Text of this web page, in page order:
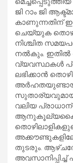
ജി റാം ജി
കാണുന്നതിന്
ചെയ്യുക
നിശ്ചിത
നൽകും. ഇതിൽ
വ്യവസ്ഥകൾ
ലഭിക്കാൻ
വലിയ
തുടരും.